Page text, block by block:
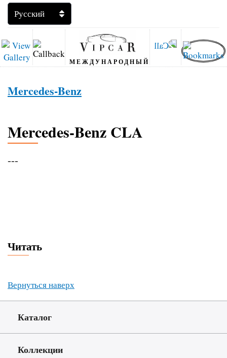
МЕЖДУНАРОДНЫЙ
Mercedes-Benz
Mercedes-Benz CLA
---
Читать
Вернуться наверх
Каталог
Коллекции